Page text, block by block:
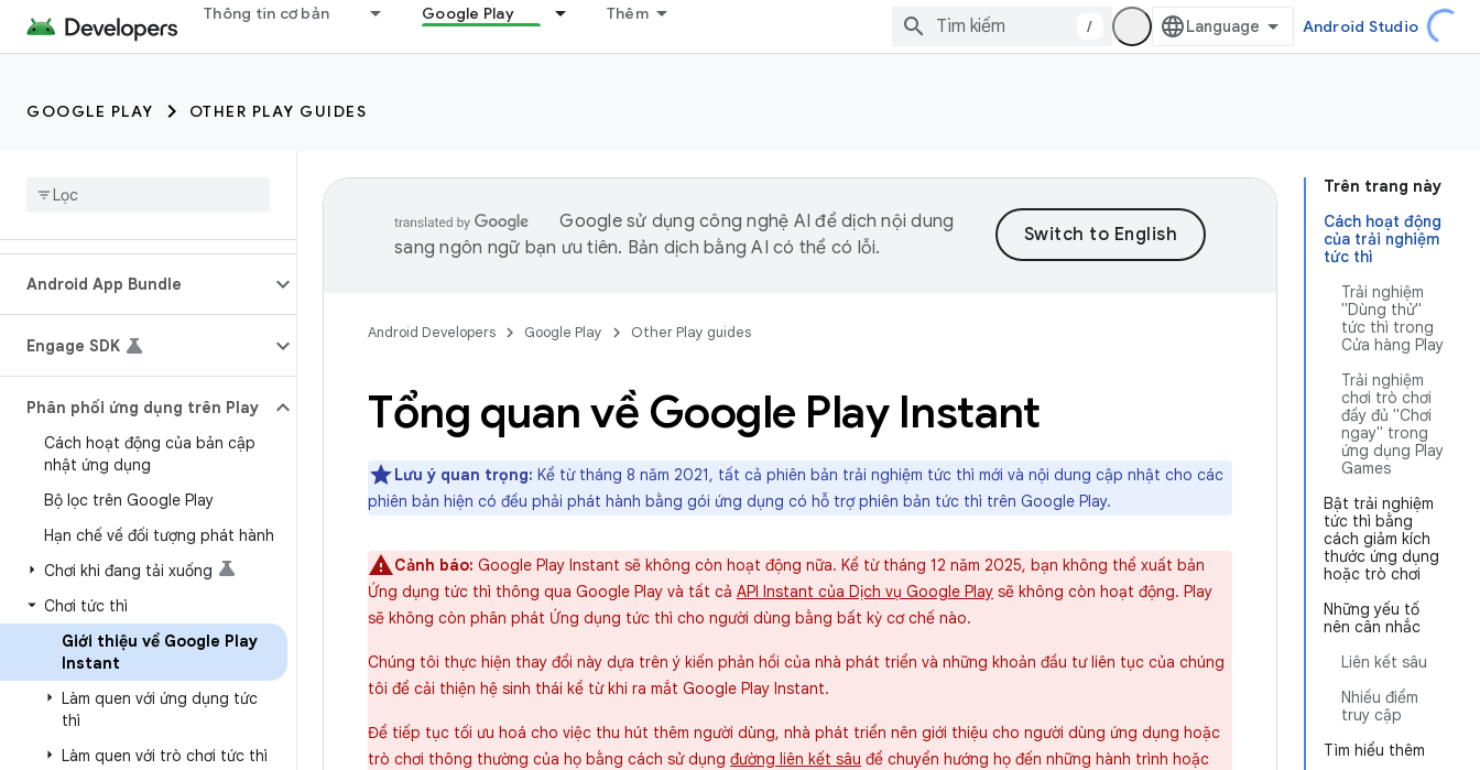
Thông tin cơ bản Google Play Thêm
/ Android Studio
GOOGLE PLAY OTHER PLAY GUIDES
Android App Bundle
Engage SDK
Phân phối ứng dụng trên Play
Cách hoạt động của bản cập
nhật ứng dụng
Bộ lọc trên Google Play
Hạn chế về đối tượng phát hành
Chơi khi đang tải xuống
Chơi tức thì
Giới thiệu về Google Play
Instant
Làm quen với ứng dụng tức
thì
Làm quen với trò chơi tức thì
Trên trang này
Cách hoạt động
của trải nghiệm
tức thì
Trải nghiệm
"Dùng thử"
tức thì trong
Cửa hàng Play
Trải nghiệm
chơi trò chơi
đầy đủ "Chơi
ngay" trong
ứng dụng Play
Games
Bật trải nghiệm
tức thì bằng
cách giảm kích
thước ứng dụng
hoặc trò chơi
Những yếu tố
nên cân nhắc
Liên kết sâu
Nhiều điểm
truy cập
Tìm hiểu thêm
Google sử dụng công nghệ AI để dịch nội dung
sang ngôn ngữ bạn ưu tiên. Bản dịch bằng AI có thể có lỗi.
Android Developers Google Play Other Play guides
Tổng quan về Google Play Instant
Lưu ý quan trọng: Kể từ tháng 8 năm 2021, tất cả phiên bản trải nghiệm tức thì mới và nội dung cập nhật cho các
phiên bản hiện có đều phải phát hành bằng gói ứng dụng có hỗ trợ phiên bản tức thì trên Google Play.
Cảnh báo: Google Play Instant sẽ không còn hoạt động nữa. Kể từ tháng 12 năm 2025, bạn không thể xuất bản
Ứng dụng tức thì thông qua Google Play và tất cả API Instant của Dịch vụ Google Play sẽ không còn hoạt động. Play
sẽ không còn phân phát Ứng dụng tức thì cho người dùng bằng bất kỳ cơ chế nào.
Chúng tôi thực hiện thay đổi này dựa trên ý kiến phản hồi của nhà phát triển và những khoản đầu tư liên tục của chúng
tôi để cải thiện hệ sinh thái kể từ khi ra mắt Google Play Instant.
Để tiếp tục tối ưu hoá cho việc thu hút thêm người dùng, nhà phát triển nên giới thiệu cho người dùng ứng dụng hoặc
trò chơi thông thường của họ bằng cách sử dụng đường liên kết sâu để chuyển hướng họ đến những hành trình hoặc